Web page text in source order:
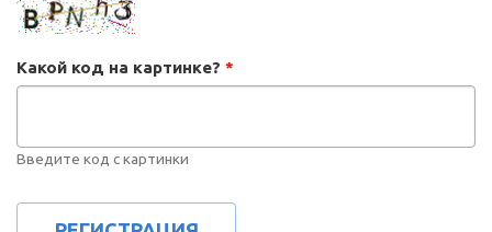
Какой код на картинке? *
Введите код с картинки